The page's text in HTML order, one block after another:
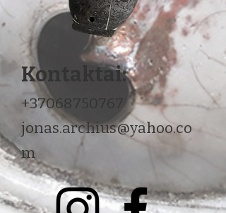
Kontaktai:
+37068750767
jonas.archius@yahoo.co
m